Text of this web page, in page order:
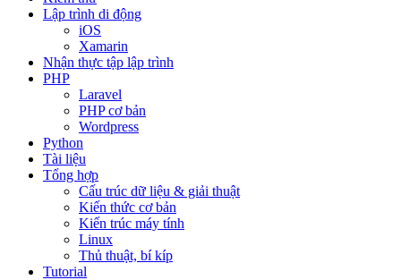
Lập trình di động
iOS
Xamarin
Nhận thực tập lập trình
PHP
Laravel
PHP cơ bản
Wordpress
Python
Tài liệu
Tổng hợp
Cấu trúc dữ liệu & giải thuật
Kiến thức cơ bản
Kiến trúc máy tính
Linux
Thủ thuật, bí kíp
Tutorial